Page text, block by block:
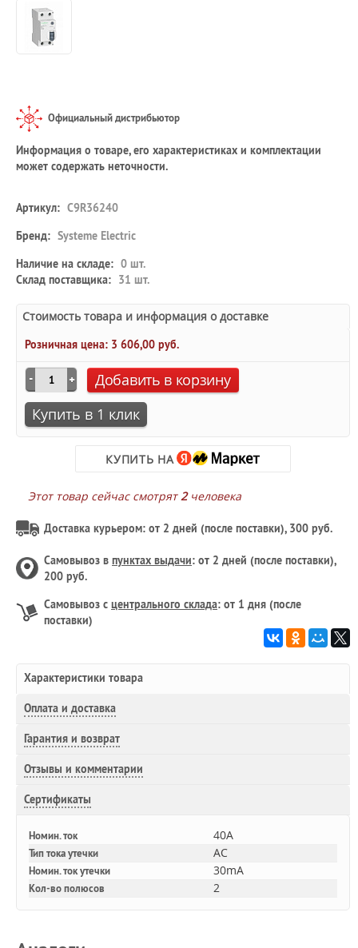
Официальный дистрибьютор
Информация о товаре, его характеристиках и комплектации
может содержать неточности.
Артикул: C9R36240
Бренд: Systeme Electric
Наличие на складе: 0 шт.
Склад поставщика: 31 шт.
Стоимость товара и информация о доставке
Розничная цена: 3 606,00 руб.
Добавить в корзину
Купить в 1 клик
КУПИТЬ НА
Этот товар сейчас смотрят2человека
Доставка курьером: от 2 дней (после поставки), 300 руб.
Самовывоз в пунктах выдачи: от 2 дней (после поставки),
200 руб.
Самовывоз с центрального склада: от 1 дня (после
поставки)
Характеристики товара
Оплата и доставка
Гарантия и возврат
Отзывы и комментарии
Сертификаты
Номин. ток 40A
Тип тока утечки AC
Номин. ток утечки 30mA
Кол-во полюсов 2